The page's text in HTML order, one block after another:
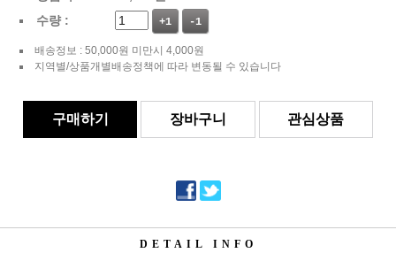
수량 :
+1 -1
배송정보 : 50,000원 미만시 4,000원
지역별/상품개별배송정책에 따라 변동될 수 있습니다
구매하기 장바구니 관심상품
DETAIL INFO